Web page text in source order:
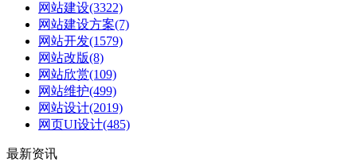
网站建设(3322)
网站建设方案(7)
网站开发(1579)
网站改版(8)
网站欣赏(109)
网站维护(499)
网站设计(2019)
网页UI设计(485)
最新资讯